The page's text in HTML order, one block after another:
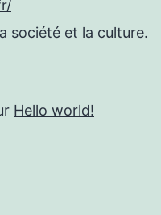
société et la culture.
Hello world!